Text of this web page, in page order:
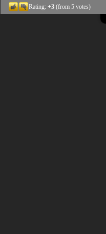
Rating: +3(from 5 votes)